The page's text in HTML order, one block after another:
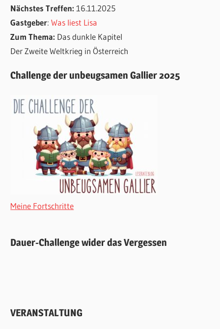
Nächstes Treffen:16.11.2025
Gastgeber:Was liest Lisa
Zum Thema: Das dunkle Kapitel
Der Zweite Weltkrieg in Österreich
Challenge der unbeugsamen Gallier 2025
Meine Fortschritte
Dauer-Challenge wider das Vergessen
VERANSTALTUNG